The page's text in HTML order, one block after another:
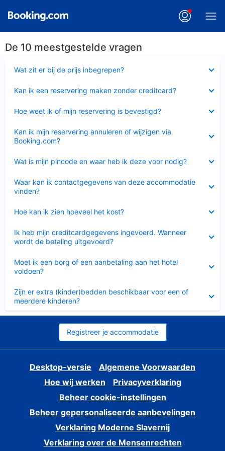
De 10 meestgestelde vragen
Wat zit er bij de prijs inbegrepen?
Kan ik een reservering maken zonder creditcard?
Hoe weet ik of mijn reservering is bevestigd?
Kan ik mijn reservering annuleren of wijzigen via
Booking.com?
Wat is mijn pincode en waar heb ik deze voor nodig?
Waar kan ik contactgegevens van deze accommodatie
vinden?
Hoe kan ik zien hoeveel het kost?
Ik heb mijn creditcardgegevens ingevoerd. Wanneer
wordt de betaling uitgevoerd?
Moet ik een borg of een aanbetaling aan het hotel
voldoen?
Zijn er extra (kinder)bedden beschikbaar voor een of
meerdere kinderen?
Registreer je accommodatie
Desktop-versie
Algemene Voorwaarden
Hoe wij werken
Privacyverklaring
Beheer cookie-instellingen
Beheer gepersonaliseerde aanbevelingen
Verklaring Moderne Slavernij
Verklaring over de Mensenrechten